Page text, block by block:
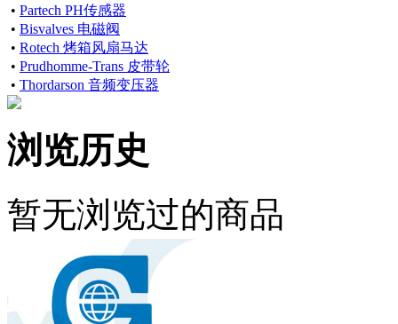
• Partech PH传感器
• Bisvalves 电磁阀
• Rotech 烤箱风扇马达
• Prudhomme-Trans 皮带轮
• Thordarson 音频变压器
浏览历史
暂无浏览过的商品